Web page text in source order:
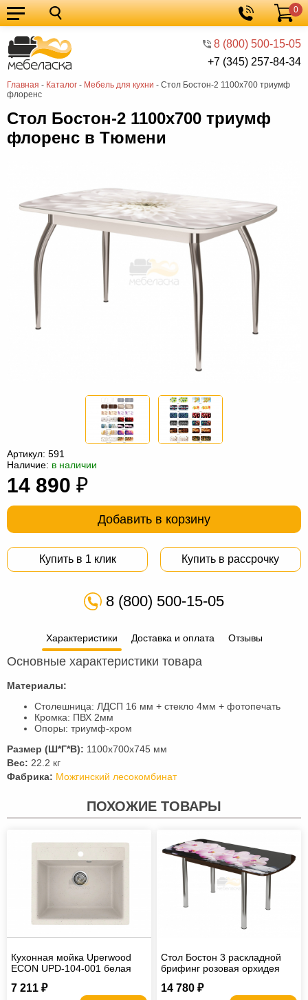
8 (800) 500-15-05
+7 (345) 257-84-34
Корзина
0
Главная - Каталог - Мебель для кухни - Стол Бостон-2 1100х700 триумф
флоренс
Кухонные
гарнитуры
Мебель
для
кухни
Мебель
для
спальни
Кровати
Шкафы
Диваны
мебель
Мебель
гостиную
Мебель
прихожей
Столы
Комоды
Офисная
мешки
Мебель
из
ротанга
Садовая
мебель
Косметологическое
оборудование
Стол Бостон-2 1100х700 триумф
флоренс в Тюмени
Артикул: 591
Наличие: в наличии
14 890 ₽
Добавить в корзину
Купить в 1 клик Купить в рассрочку
8 (800) 500-15-05
Характеристики Доставка и оплата Отзывы
Основные характеристики товара
Материалы:
Столешница: ЛДСП 16 мм + стекло 4мм + фотопечать
Кромка: ПВХ 2мм
Опоры: триумф-хром
Размер (Ш*Г*В): 1100х700х745 мм
Вес: 22.2 кг
Фабрика: Можгинский лесокомбинат
ПОХОЖИЕ ТОВАРЫ
Кухонная мойка Uperwood
ECON UPD-104-001 белая
7 211 ₽
Стол Бостон 3 раскладной
брифинг розовая орхидея
14 780 ₽